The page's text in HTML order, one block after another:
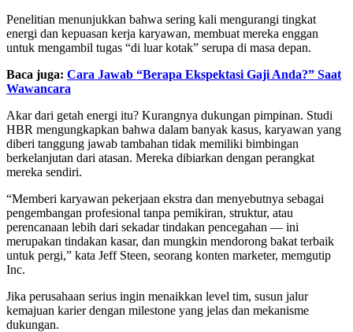
Penelitian menunjukkan bahwa sering kali mengurangi tingkat
energi dan kepuasan kerja karyawan, membuat mereka enggan
untuk mengambil tugas “di luar kotak” serupa di masa depan.
Baca juga: Cara Jawab “Berapa Ekspektasi Gaji Anda?” Saat
Wawancara
Akar dari getah energi itu? Kurangnya dukungan pimpinan. Studi
HBR mengungkapkan bahwa dalam banyak kasus, karyawan yang
diberi tanggung jawab tambahan tidak memiliki bimbingan
berkelanjutan dari atasan. Mereka dibiarkan dengan perangkat
mereka sendiri.
“Memberi karyawan pekerjaan ekstra dan menyebutnya sebagai
pengembangan profesional tanpa pemikiran, struktur, atau
perencanaan lebih dari sekadar tindakan pencegahan — ini
merupakan tindakan kasar, dan mungkin mendorong bakat terbaik
untuk pergi,” kata Jeff Steen, seorang konten marketer, memgutip
Inc.
Jika perusahaan serius ingin menaikkan level tim, susun jalur
kemajuan karier dengan milestone yang jelas dan mekanisme
dukungan.